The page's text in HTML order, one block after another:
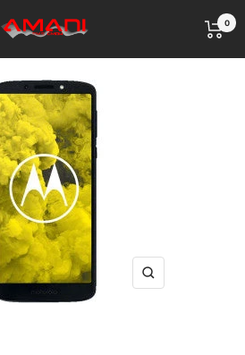
Handy
0
Zoom